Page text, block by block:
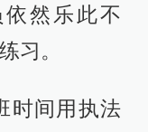
然乐此不
习。
时间用执法